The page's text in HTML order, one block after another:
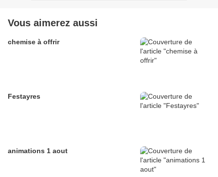
Vous aimerez aussi
chemise à offrir
Festayres
animations 1 aout